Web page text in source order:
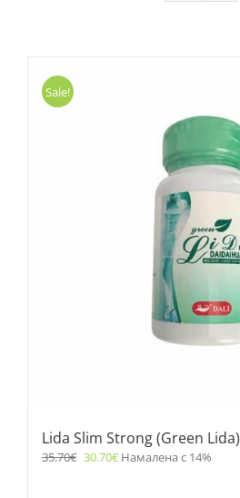
Sale!
Lida Slim Strong (Green Lida)
35.70€ 30.70€ Намалена с 14%